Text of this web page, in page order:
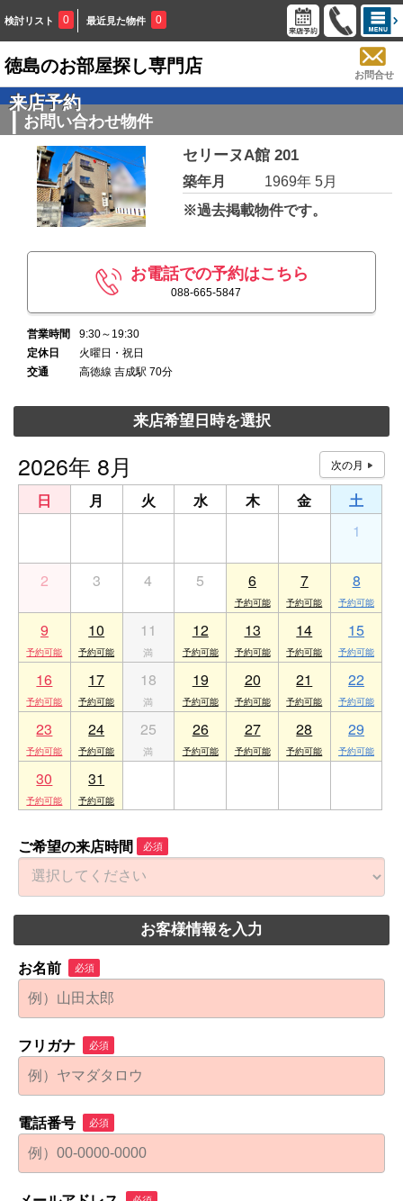
検討リスト 0 最近見た物件 0
徳島のお部屋探し専門店 お問合せ
来店予約
お問い合わせ物件
セリーヌA館 201
築年月
1969年 5月
※過去掲載物件です。
お電話での予約はこちら
088-665-5847
営業時間
9:30～19:30
定休日
火曜日・祝日
交通
高徳線 吉成駅 70分
来店希望日時を選択
2026年 8月
日 月 火 水 木 金
土
1
2 3 4 5 6 7 8
9 10 11 12 13 14 15
16 17 18 19 20 21 22
23 24 25 26 27 28 29
30 31
ご希望の来店時間 必須
お客様情報を入力
お名前 必須
フリガナ 必須
電話番号 必須